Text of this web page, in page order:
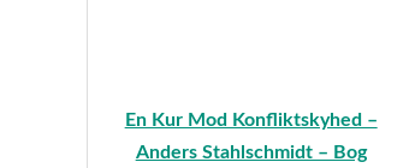
En Kur Mod Konfliktskyhed –
Anders Stahlschmidt – Bog